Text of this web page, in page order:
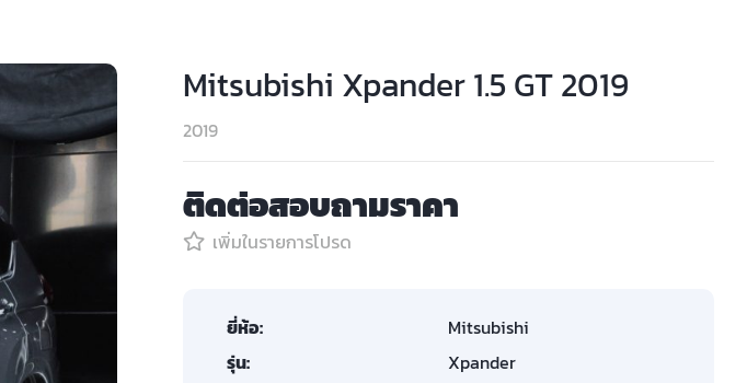
Mitsubishi Xpander 1.5 GT 2019
2019
ติดต่อสอบถามราคา
เพิ่มในรายการโปรด
ยี่ห้อ:
Mitsubishi
รุ่น:
Xpander